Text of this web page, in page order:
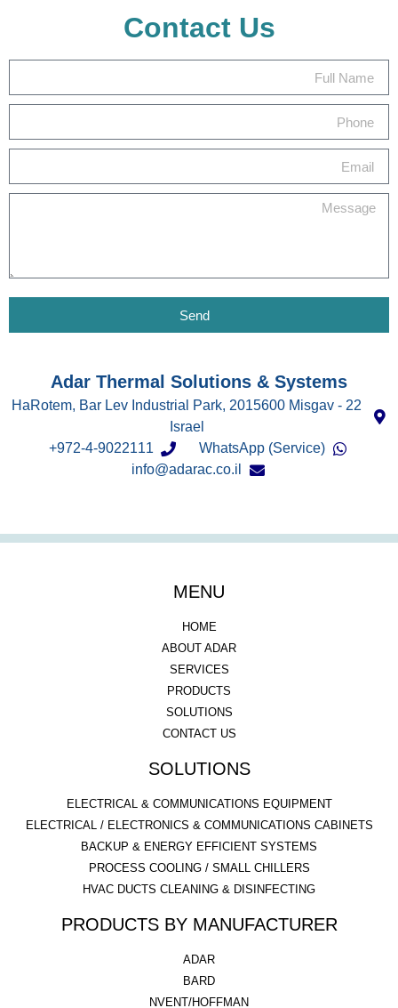
Contact Us
Send
Adar Thermal Solutions & Systems
22 HaRotem, Bar Lev Industrial Park, 2015600 Misgav -
Israel
WhatsApp (Service)
972-4-9022111+
info@adarac.co.il
MENU
HOME
ABOUT ADAR
SERVICES
PRODUCTS
SOLUTIONS
CONTACT US
SOLUTIONS
ELECTRICAL & COMMUNICATIONS EQUIPMENT
ELECTRICAL / ELECTRONICS & COMMUNICATIONS CABINETS
BACKUP & ENERGY EFFICIENT SYSTEMS
PROCESS COOLING / SMALL CHILLERS
HVAC DUCTS CLEANING & DISINFECTING
PRODUCTS BY MANUFACTURER
ADAR
BARD
NVENT/HOFFMAN